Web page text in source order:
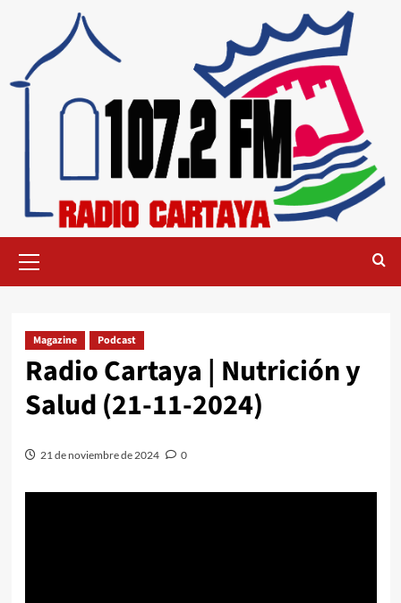
Magazine Podcast
Radio Cartaya | Nutrición y
Salud (21-11-2024)
21 de noviembre de 2024 0